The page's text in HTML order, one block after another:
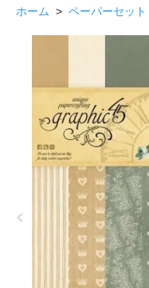
ホーム > ペーパーセット